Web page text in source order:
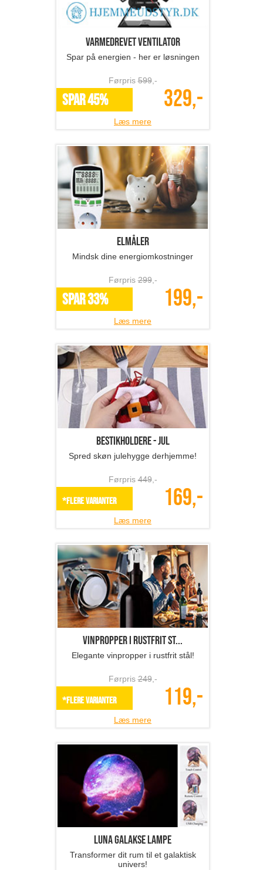
Varmedrevet ventilator
Spar på energien - her er løsningen
Førpris599,-
SPAR 45% 329,-
Læs mere
Elmåler
Mindsk dine energiomkostninger
Førpris299,-
SPAR 33% 199,-
Læs mere
Bestikholdere - jul
Spred skøn julehygge derhjemme!
Førpris449,-
*Flere varianter 169,-
Læs mere
Vinpropper i rustfrit st...
Elegante vinpropper i rustfrit stål!
Førpris249,-
*Flere varianter 119,-
Læs mere
Luna Galakse lampe
Transformer dit rum til et galaktisk
univers!